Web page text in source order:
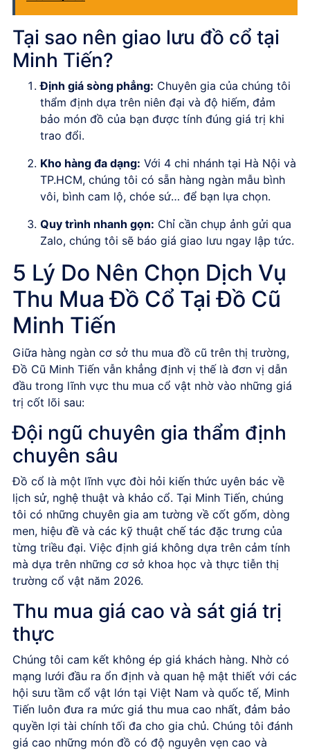
Tại sao nên giao lưu đồ cổ tại
Minh Tiến?
Định giá sòng phẳng: Chuyên gia của chúng tôi
thẩm định dựa trên niên đại và độ hiếm, đảm
bảo món đồ của bạn được tính đúng giá trị khi
trao đổi.
Kho hàng đa dạng: Với 4 chi nhánh tại Hà Nội và
TP.HCM, chúng tôi có sẵn hàng ngàn mẫu bình
vôi, bình cam lộ, chóe sứ… để bạn lựa chọn.
Quy trình nhanh gọn: Chỉ cần chụp ảnh gửi qua
Zalo, chúng tôi sẽ báo giá giao lưu ngay lập tức.
5 Lý Do Nên Chọn Dịch Vụ
Thu Mua Đồ Cổ Tại Đồ Cũ
Minh Tiến
Giữa hàng ngàn cơ sở thu mua đồ cũ trên thị trường,
Đồ Cũ Minh Tiến vẫn khẳng định vị thế là đơn vị dẫn
đầu trong lĩnh vực thu mua cổ vật nhờ vào những giá
trị cốt lõi sau:
Đội ngũ chuyên gia thẩm định
chuyên sâu
Đồ cổ là một lĩnh vực đòi hỏi kiến thức uyên bác về
lịch sử, nghệ thuật và khảo cổ. Tại Minh Tiến, chúng
tôi có những chuyên gia am tường về cốt gốm, dòng
men, hiệu đề và các kỹ thuật chế tác đặc trưng của
từng triều đại. Việc định giá không dựa trên cảm tính
mà dựa trên những cơ sở khoa học và thực tiễn thị
trường cổ vật năm 2026.
Thu mua giá cao và sát giá trị
thực
Chúng tôi cam kết không ép giá khách hàng. Nhờ có
mạng lưới đầu ra ổn định và quan hệ mật thiết với các
hội sưu tầm cổ vật lớn tại Việt Nam và quốc tế, Minh
Tiến luôn đưa ra mức giá thu mua cao nhất, đảm bảo
quyền lợi tài chính tối đa cho gia chủ. Chúng tôi đánh
giá cao những món đồ có độ nguyên vẹn cao và